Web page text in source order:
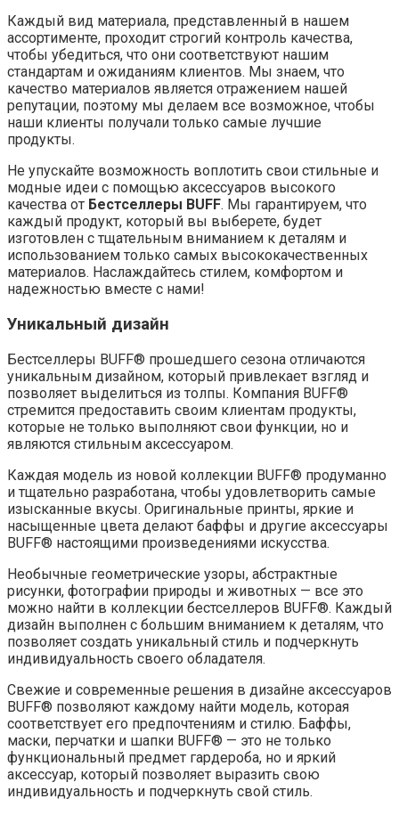
Каждый вид материала, представленный в нашем
ассортименте, проходит строгий контроль качества,
чтобы убедиться, что они соответствуют нашим
стандартам и ожиданиям клиентов. Мы знаем, что
качество материалов является отражением нашей
репутации, поэтому мы делаем все возможное, чтобы
наши клиенты получали только самые лучшие
продукты.
Не упускайте возможность воплотить свои стильные и
модные идеи с помощью аксессуаров высокого
качества от Бестселлеры BUFF. Мы гарантируем, что
каждый продукт, который вы выберете, будет
изготовлен с тщательным вниманием к деталям и
использованием только самых высококачественных
материалов. Наслаждайтесь стилем, комфортом и
надежностью вместе с нами!
Уникальный дизайн
Бестселлеры BUFF® прошедшего сезона отличаются
уникальным дизайном, который привлекает взгляд и
позволяет выделиться из толпы. Компания BUFF®
стремится предоставить своим клиентам продукты,
которые не только выполняют свои функции, но и
являются стильным аксессуаром.
Каждая модель из новой коллекции BUFF® продуманно
и тщательно разработана, чтобы удовлетворить самые
изысканные вкусы. Оригинальные принты, яркие и
насыщенные цвета делают баффы и другие аксессуары
BUFF® настоящими произведениями искусства.
Необычные геометрические узоры, абстрактные
рисунки, фотографии природы и животных — все это
можно найти в коллекции бестселлеров BUFF®. Каждый
дизайн выполнен с большим вниманием к деталям, что
позволяет создать уникальный стиль и подчеркнуть
индивидуальность своего обладателя.
Свежие и современные решения в дизайне аксессуаров
BUFF® позволяют каждому найти модель, которая
соответствует его предпочтениям и стилю. Баффы,
маски, перчатки и шапки BUFF® — это не только
функциональный предмет гардероба, но и яркий
аксессуар, который позволяет выразить свою
индивидуальность и подчеркнуть свой стиль.